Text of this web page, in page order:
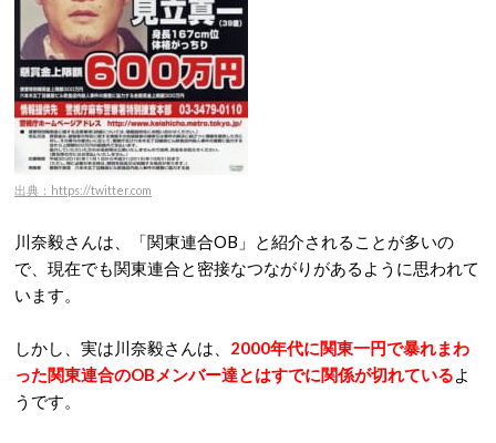
出典：https://twitter.com
川奈毅さんは、「関東連合OB」と紹介されることが多いの
で、現在でも関東連合と密接なつながりがあるように思われて
います。
しかし、実は川奈毅さんは、 2000年代に関東一円で暴れまわ
った関東連合のOBメンバー達とはすでに関係が切れているよ
うです。